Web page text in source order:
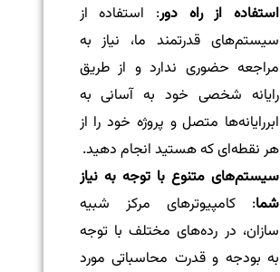
استفاده از راه دور: استفاده از
سیستم‌های قدرتمند ما، نیاز به
مراجعه حضوری ندارد و از طریق
رایانه شخصی خود به آسانی به
ابررایانه‌ها متصل و پروژه خود را از
هر نقطه‌ای که هستید انجام دهید.
سیستم‌های متنوع با توجه به نیاز
شما: کامپیوترهای مرکز شبیه
سازان، در رده‌های مختلف با توجه
به بودجه و قدرت محاسباتی مورد